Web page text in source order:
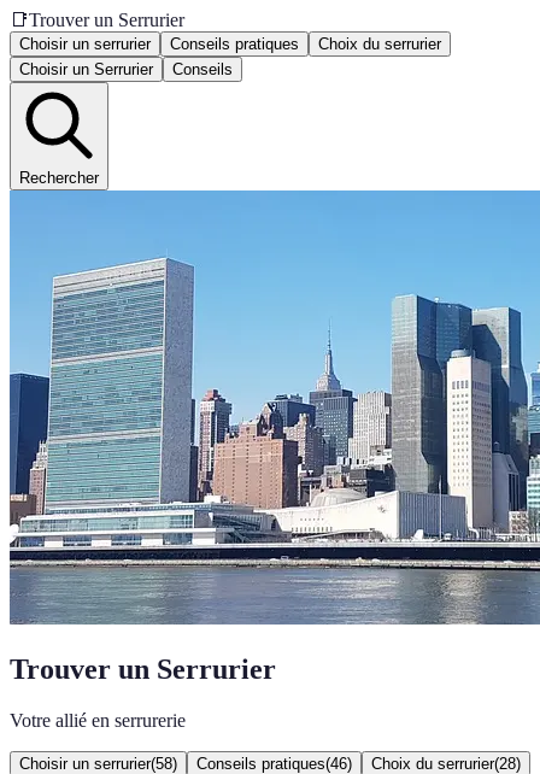
📑Trouver un Serrurier
Choisir un serrurier Conseils pratiques
Choix du serrurier
Choisir un Serrurier
Conseils
Rechercher
Trouver un Serrurier
Votre allié en serrurerie
Choisir un serrurier(58) Conseils pratiques(46) Choix du serrurier(28)